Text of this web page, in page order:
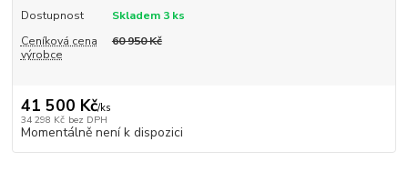
Dostupnost
Skladem 3 ks
Ceníková cena
výrobce
60 950 Kč
41 500 Kč/ks
34 298 Kč bez DPH
Momentálně není k dispozici